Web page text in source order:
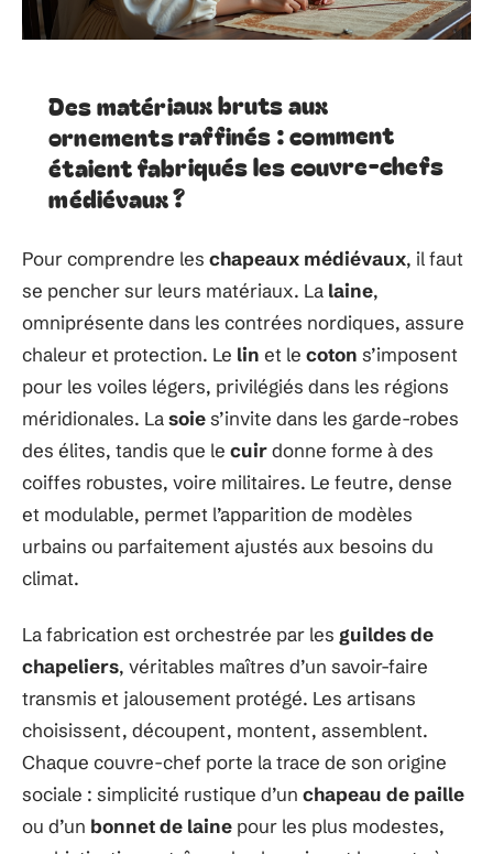
Des matériaux bruts aux
ornements raffinés : comment
étaient fabriqués les couvre-chefs
médiévaux ?
Pour comprendre les chapeaux médiévaux, il faut
se pencher sur leurs matériaux. La laine,
omniprésente dans les contrées nordiques, assure
chaleur et protection. Le lin et le coton s’imposent
pour les voiles légers, privilégiés dans les régions
méridionales. Lasoies’invite dans les garde-robes
des élites, tandis que le cuirdonne forme à des
coiffes robustes, voire militaires. Le feutre, dense
et modulable, permet l’apparition de modèles
urbains ou parfaitement ajustés aux besoins du
climat.
La fabrication est orchestrée par les guildes de
chapeliers, véritables maîtres d’un savoir-faire
transmis et jalousement protégé. Les artisans
choisissent, découpent, montent, assemblent.
Chaque couvre-chef porte la trace de son origine
sociale : simplicité rustique d’un chapeau de paille
ou d’un bonnet de laine pour les plus modestes,